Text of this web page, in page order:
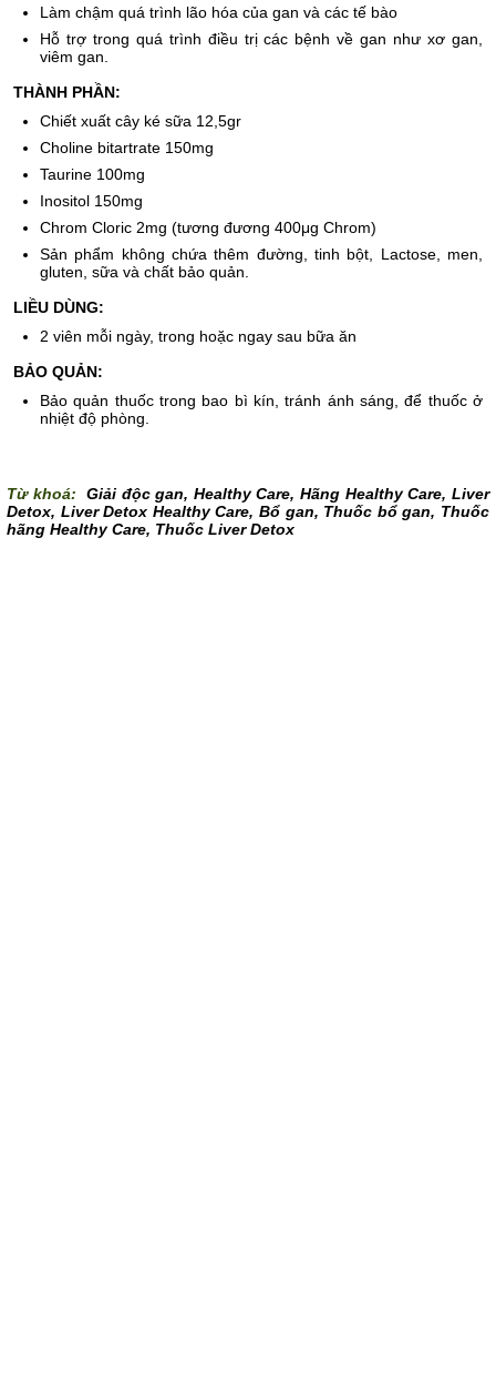
Làm chậm quá trình lão hóa của gan và các tế bào
Hỗ trợ trong quá trình điều trị các bệnh về gan như xơ gan,
viêm gan.
THÀNH PHẦN:
Chiết xuất cây ké sữa 12,5gr
Choline bitartrate 150mg
Taurine 100mg
Inositol 150mg
Chrom Cloric 2mg (tương đương 400μg Chrom)
Sản phẩm không chứa thêm đường, tinh bột, Lactose, men,
gluten, sữa và chất bảo quản.
LIỀU DÙNG:
2 viên mỗi ngày, trong hoặc ngay sau bữa ăn
BẢO QUẢN:
Bảo quản thuốc trong bao bì kín, tránh ánh sáng, để thuốc ở
nhiệt độ phòng.
Từ khoá: Giải độc gan, Healthy Care,Hãng Healthy Care,Liver
Detox, Liver Detox Healthy Care,Bổ gan, Thuốc bổ gan, Thuốc
hãng Healthy Care, Thuốc Liver Detox